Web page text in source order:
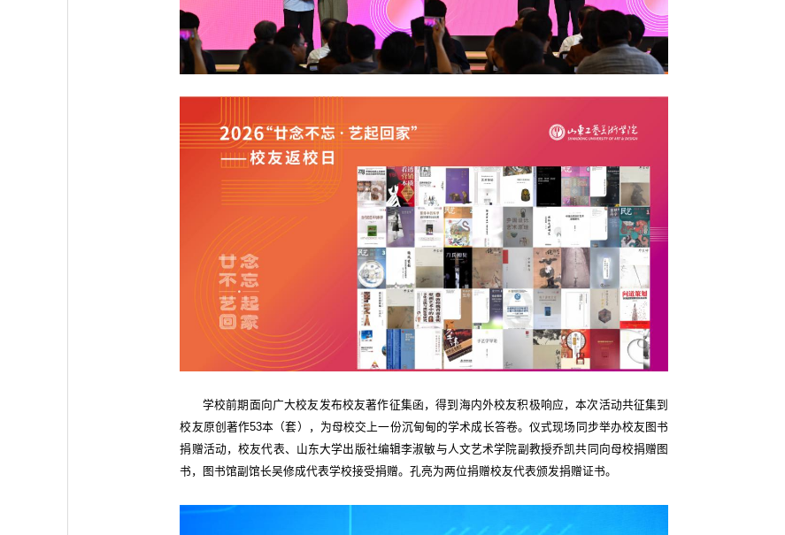
学校前期面向广大校友发布校友著作征集函，得到海内外校友积极响应，本次活动共征集到
校友原创著作53本（套），为母校交上一份沉甸甸的学术成长答卷。仪式现场同步举办校友图书
捐赠活动，校友代表、山东大学出版社编辑李淑敏与人文艺术学院副教授乔凯共同向母校捐赠图
书，图书馆副馆长吴修成代表学校接受捐赠。孔亮为两位捐赠校友代表颁发捐赠证书。